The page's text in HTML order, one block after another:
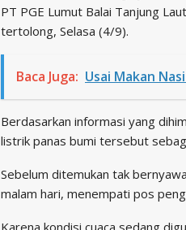
PT PGE Lumut Balai Tanjung
tertolong, Selasa (4/9).
Baca Juga: Usai Makan
Berdasarkan informasi yang
listrik panas bumi tersebut
Sebelum ditemukan tak
malam hari, menempati pos
Karena kondisi cuaca sedang